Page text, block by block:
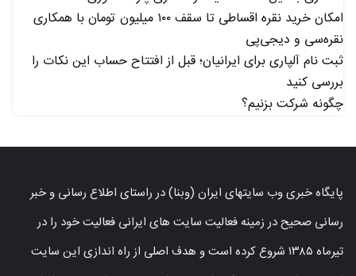
امکان خرید نقره اقساطی تا سقف ۱۰۰ میلیون تومان با همکاری
نقره‌سی و دیجی‌پی
ثبت نام آلپاری برای ایرانیان؛ قبل از افتتاح حساب این نکات را
بررسی کنید
چگونه شرکت بزنیم؟
پایگاه خبری وب سایتهای ایران (وبنا) در راستای اطلاع رسانی و خبر
رسانی صحیح در زمینه فعالیت سایت های ایرانی فعالیت خود را در
تیرماه ۱۳۸۵ شروع کرده است و هدف اصلی از راه اندازی این سایت